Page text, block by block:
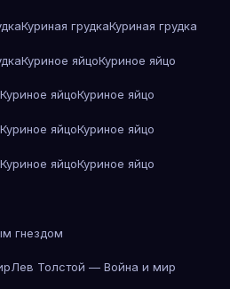
Куриная грудкаКуриная грудка
Куриное яйцоКуриное яйцо
Куриное яйцоКуриное яйцо
Куриное яйцоКуриное яйцо
Куриное яйцоКуриное яйцо
гнездом
Лев Толстой — Война и мир